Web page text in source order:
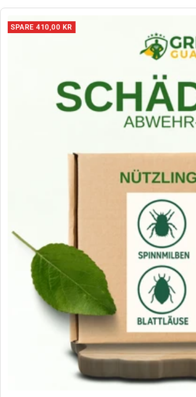
SPARE 410,00 KR